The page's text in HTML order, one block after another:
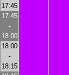
17:45
17:45
-
18:00
18:00
-
18:15